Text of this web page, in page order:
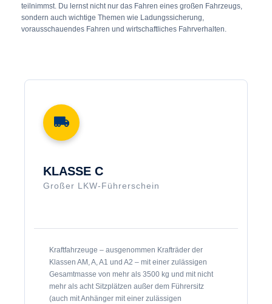
teilnimmst. Du lernst nicht nur das Fahren eines großen Fahrzeugs,
sondern auch wichtige Themen wie Ladungssicherung,
vorausschauendes Fahren und wirtschaftliches Fahrverhalten.
KLASSE C
Großer LKW-Führerschein
Kraftfahrzeuge – ausgenommen Krafträder der
Klassen AM, A, A1 und A2 – mit einer zulässigen
Gesamtmasse von mehr als 3500 kg und mit nicht
mehr als acht Sitzplätzen außer dem Führersitz
(auch mit Anhänger mit einer zulässigen